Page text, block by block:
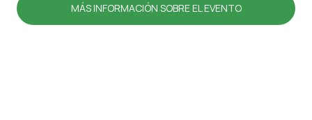
MÁS INFORMACIÓN SOBRE EL EVENTO